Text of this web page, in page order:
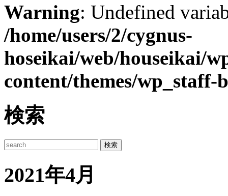
Warning: Undefined
/home/users/2/cygnus-
hoseikai/web/houseikai/
content/themes/wp_staff-
検索
2021年4月